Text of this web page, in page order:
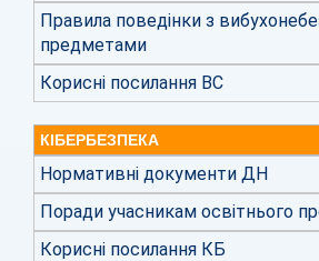
Правила поведінки з
предметами
Корисні посилання ВС
КІБЕРБЕЗПЕКА
Нормативні документи ДН
Поради учасникам освітнього
Корисні посилання КБ